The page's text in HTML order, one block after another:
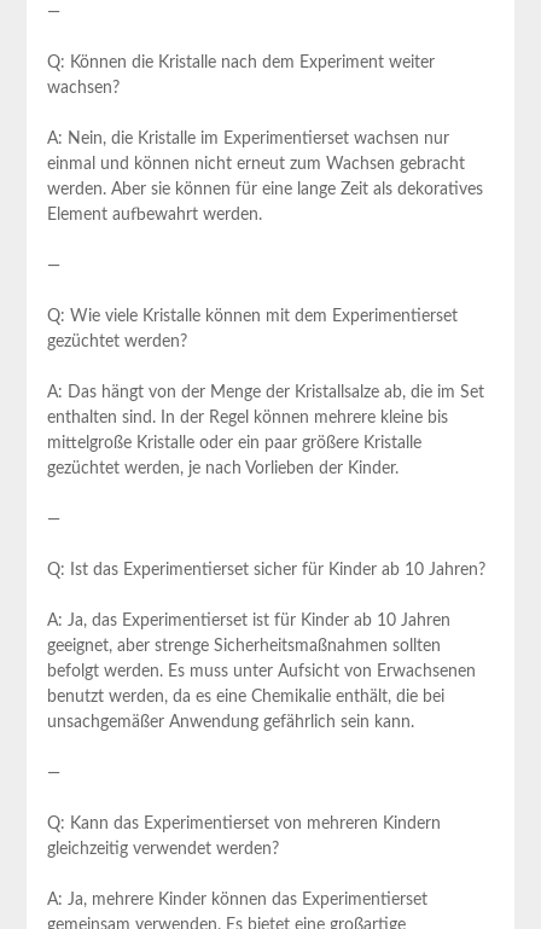
—
Q: Können die Kristalle nach dem Experiment⁤ weiter
wachsen?
A: Nein, die Kristalle im Experimentierset wachsen nur
einmal und können nicht erneut ⁢zum Wachsen gebracht
werden. Aber sie können für ​eine lange Zeit als ‍dekoratives
⁢Element aufbewahrt werden.
—
Q: Wie viele Kristalle können ‍mit dem Experimentierset
gezüchtet werden?
A: Das hängt von der Menge der Kristallsalze ‍ab, die im Set‍
enthalten sind. In der Regel können ⁣mehrere kleine bis
mittelgroße Kristalle oder ein paar größere Kristalle
gezüchtet werden, je nach Vorlieben der Kinder.
—
Q: Ist das⁤ Experimentierset sicher für‌ Kinder ‍ab ⁤10 Jahren?
A: Ja, das ​Experimentierset ist für Kinder ab 10 Jahren
geeignet, aber strenge‌ Sicherheitsmaßnahmen sollten
befolgt ‍werden. Es muss unter ⁤Aufsicht‌ von Erwachsenen
benutzt werden, da ​es eine Chemikalie enthält, die bei
unsachgemäßer ⁤Anwendung gefährlich sein‍ kann.
—
Q: Kann das Experimentierset von mehreren Kindern
gleichzeitig verwendet werden?
A: Ja, mehrere Kinder können das Experimentierset⁢